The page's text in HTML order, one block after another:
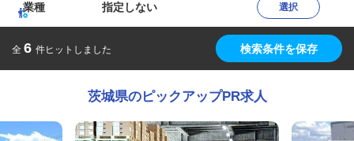
業種 指定しない 選択
全 6 件ヒットしました 検索条件を保存
茨城県のピックアップPR求人